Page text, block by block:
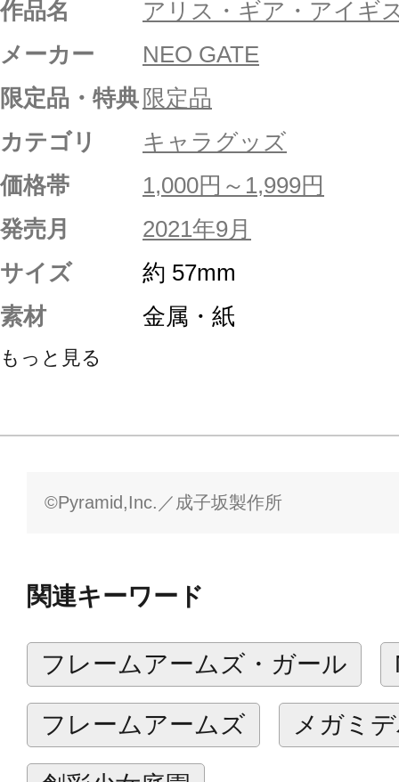
作品名
アリス・ギア・アイギ
メーカー
NEO GATE
限定品・特典 限定品
カテゴリ
キャラグッズ
価格帯
1,000円～1,999円
発売月
2021年9月
サイズ
約 57mm
素材
金属・紙
もっと見る
©Pyramid,Inc.／成子坂製作所
関連キーワード
フレームアームズ・ガール
フレームアームズ メガミ